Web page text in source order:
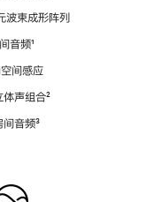
波束成形阵列
音频脚
¹
间感应
体声组合脚
²
间音频脚
³